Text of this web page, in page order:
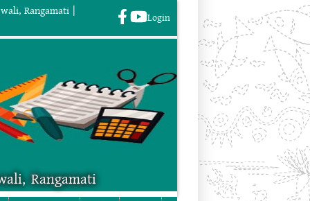
Rangamati |
Login
Rangamati